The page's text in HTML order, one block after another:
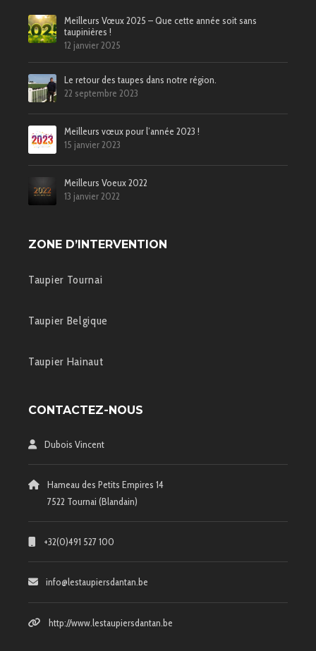
Meilleurs Vœux 2025 – Que cette année soit sans
taupinières !
12 janvier 2025
Le retour des taupes dans notre région.
22 septembre 2023
Meilleurs vœux pour l’année 2023 !
15 janvier 2023
Meilleurs Voeux 2022
13 janvier 2022
ZONE D’INTERVENTION
Taupier Tournai
Taupier Belgique
Taupier Hainaut
CONTACTEZ-NOUS
Dubois Vincent
Hameau des Petits Empires 14
7522 Tournai (Blandain)
+32(0)491 527 100
info@lestaupiersdantan.be
http://www.lestaupiersdantan.be